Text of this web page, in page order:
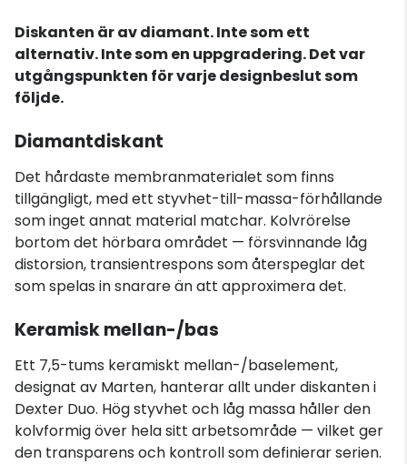
Diskanten är av diamant. Inte som ett
alternativ. Inte som en uppgradering. Det var
utgångspunkten för varje designbeslut som
följde.
Diamantdiskant
Det hårdaste membranmaterialet som finns
tillgängligt, med ett styvhet-till-massa-förhållande
som inget annat material matchar. Kolvrörelse
bortom det hörbara området — försvinnande låg
distorsion, transientrespons som återspeglar det
som spelas in snarare än att approximera det.
Keramisk mellan-/bas
Ett 7,5-tums keramiskt mellan-/baselement,
designat av Marten, hanterar allt under diskanten i
Dexter Duo. Hög styvhet och låg massa håller den
kolvformig över hela sitt arbetsområde — vilket ger
den transparens och kontroll som definierar serien.